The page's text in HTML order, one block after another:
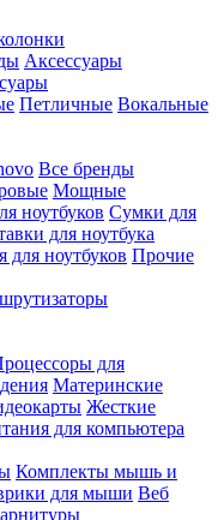
Аксессуары
Петличные Вокальные
Все бренды
Мощные
ноутбуков Сумки для
для ноутбука
для ноутбуков Прочие
для
Материнские
Жесткие
для компьютера
Комплекты мышь и
для мыши Веб